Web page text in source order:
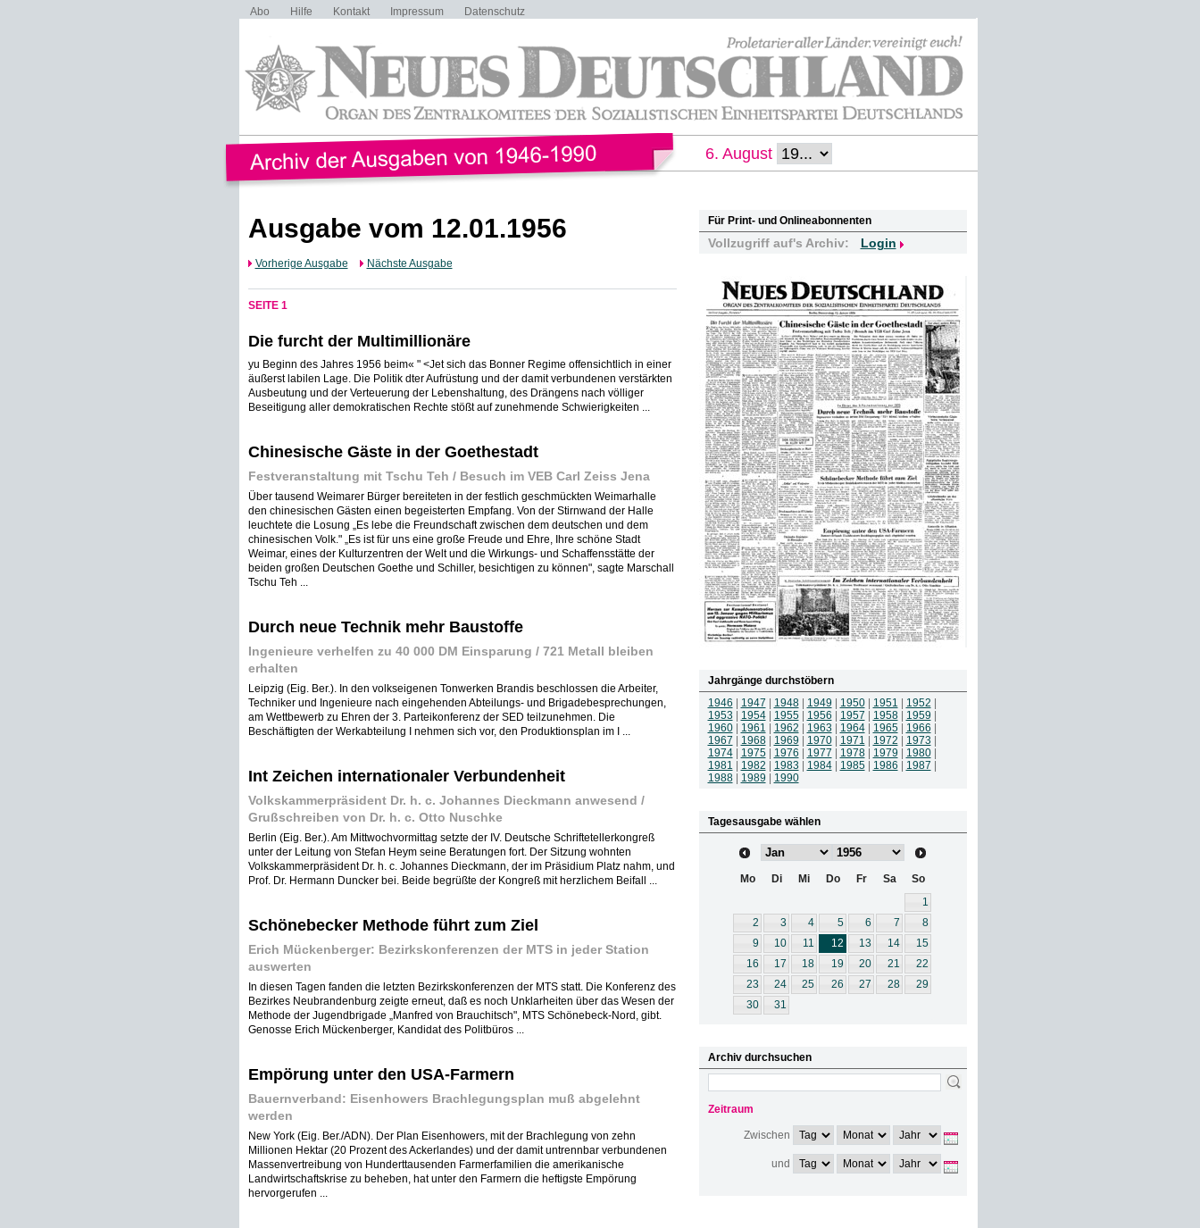
Abo Hilfe Kontakt Impressum Datenschutz
6. August
Ausgabe vom 12.01.1956
Vorherige Ausgabe Nächste Ausgabe
SEITE 1
Die furcht der Multimillionäre
yu Beginn des Jahres 1956 beim« " <Jet sich das Bonner Regime offensichtlich in einer
äußerst labilen Lage. Die Politik dter Aufrüstung und der damit verbundenen verstärkten
Ausbeutung und der Verteuerung der Lebenshaltung, des Drängens nach völliger
Beseitigung aller demokratischen Rechte stößt auf zunehmende Schwierigkeiten ...
Chinesische Gäste in der Goethestadt
Festveranstaltung mit Tschu Teh / Besuch im VEB Carl Zeiss Jena
Über tausend Weimarer Bürger bereiteten in der festlich geschmückten Weimarhalle
den chinesischen Gästen einen begeisterten Empfang. Von der Stirnwand der Halle
leuchtete die Losung „Es lebe die Freundschaft zwischen dem deutschen und dem
chinesischen Volk." „Es ist für uns eine große Freude und Ehre, Ihre schöne Stadt
Weimar, eines der Kulturzentren der Welt und die Wirkungs- und Schaffensstätte der
beiden großen Deutschen Goethe und Schiller, besichtigen zu können", sagte Marschall
Tschu Teh ...
Durch neue Technik mehr Baustoffe
Ingenieure verhelfen zu 40 000 DM Einsparung / 721 Metall bleiben
erhalten
Leipzig (Eig. Ber.). In den volkseigenen Tonwerken Brandis beschlossen die Arbeiter,
Techniker und Ingenieure nach eingehenden Abteilungs- und Brigadebesprechungen,
am Wettbewerb zu Ehren der 3. Parteikonferenz der SED teilzunehmen. Die
Beschäftigten der Werkabteilung I nehmen sich vor, den Produktionsplan im I ...
Int Zeichen internationaler Verbundenheit
Volkskammerpräsident Dr. h. c. Johannes Dieckmann anwesend /
Grußschreiben von Dr. h. c. Otto Nuschke
Berlin (Eig. Ber.). Am Mittwochvormittag setzte der IV. Deutsche Schriftetellerkongreß
unter der Leitung von Stefan Heym seine Beratungen fort. Der Sitzung wohnten
Volkskammerpräsident Dr. h. c. Johannes Dieckmann, der im Präsidium Platz nahm, und
Prof. Dr. Hermann Duncker bei. Beide begrüßte der Kongreß mit herzlichem Beifall ...
Schönebecker Methode führt zum Ziel
Erich Mückenberger: Bezirkskonferenzen der MTS in jeder Station
auswerten
In diesen Tagen fanden die letzten Bezirkskonferenzen der MTS statt. Die Konferenz des
Bezirkes Neubrandenburg zeigte erneut, daß es noch Unklarheiten über das Wesen der
Methode der Jugendbrigade „Manfred von Brauchitsch", MTS Schönebeck-Nord, gibt.
Genosse Erich Mückenberger, Kandidat des Politbüros ...
Empörung unter den USA-Farmern
Bauernverband: Eisenhowers Brachlegungsplan muß abgelehnt
werden
New York (Eig. Ber./ADN). Der Plan Eisenhowers, mit der Brachlegung von zehn
Millionen Hektar (20 Prozent des Ackerlandes) und der damit untrennbar verbundenen
Massenvertreibung von Hunderttausenden Farmerfamilien die amerikanische
Landwirtschaftskrise zu beheben, hat unter den Farmern die heftigste Empörung
hervorgerufen ...
Für Print- und Onlineabonnenten
Vollzugriff auf's Archiv: Login
Jahrgänge durchstöbern
1946
1947 1948| 1949 1950| 1951 1952
1953
1954| 1955| 1956 1957 1958| 1959
1960| 1961 1962 1963 1964| 1965| 1966
1967
1968| 1969 1970| 1971 1972 1973
1974| 1975| 1976 1977 1978| 1979 1980|
1981
1982 1983 1984| 1985| 1986 1987
1988| 1989 1990
Tagesausgabe wählen
Mo Di Mi Do Fr Sa
So
1
2
3 4 5 6 7
8
9
10 11 12 13 14
15
16
17 18 19 20 21
22
23
24 25 26 27 28
29
30
31
Archiv durchsuchen
Zeitraum
Zwischen
und